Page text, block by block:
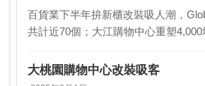
百貨業下半年拚新櫃改裝吸人潮，
共計近70個；大江購物中心重塑4,000
大規模改裝，有41家新品牌新…
大桃園購物中心改裝吸客